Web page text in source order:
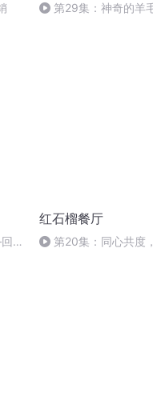
第29集：神奇的羊
红石榴餐厅
第20集：同心共度